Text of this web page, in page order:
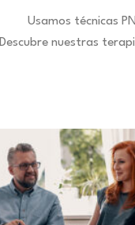
Usamos técnicas
Descubre nuestras